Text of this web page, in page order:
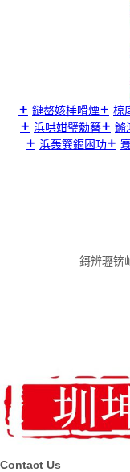
鏈嶅姟棰嗗煙
椋
浜哄姏璧勬簮
鏅
浜轰簨鏂囦功
鎶辨瓑锛
Contact Us